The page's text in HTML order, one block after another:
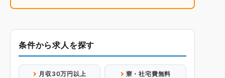
条件から求人を探す
月収30万円以上 寮・社宅費無料